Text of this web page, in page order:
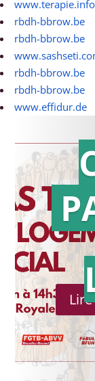
www.terapie.info
rbdh-bbrow.be
rbdh-bbrow.be
rbdh-bbrow.be
rbdh-bbrow.be
www.effidur.de